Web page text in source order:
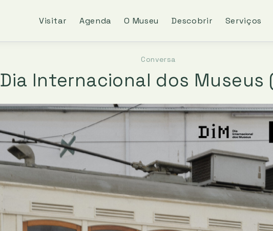
Visitar Agenda O Museu Descobrir Serviços
Conversa
Dia Internacional dos Museus